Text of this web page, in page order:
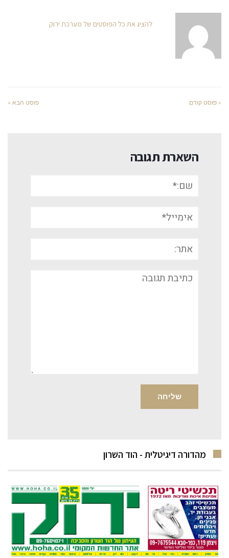
להציג את כל הפוסטים של מערכת ירוק
« פוסט קודם פוסט הבא »
השארת תגובה
אימייל*
תגובה
מהדורה דיגיטלית - הוד השרון